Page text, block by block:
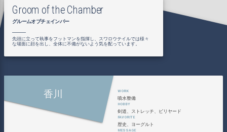
Groom of the Chamber
グルームオブチェインバー
先頭に立って執事をフットマンを指揮し、スワロウテイルでは様々
な場面に顔を出し、全体に不備がないよう気を配っています。
香川 噴水整備
剣道、ストレッチ、ビリヤード
歴史、ヨーグルト